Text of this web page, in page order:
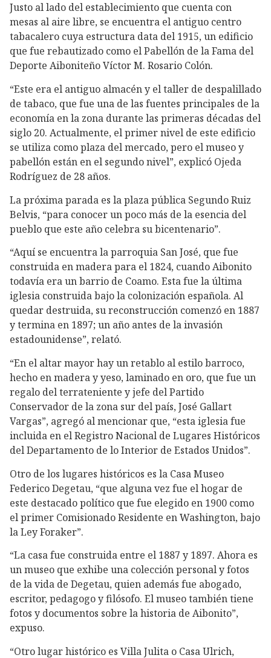
Justo al lado del establecimiento que cuenta con
mesas al aire libre, se encuentra el antiguo centro
tabacalero cuya estructura data del 1915, un edificio
que fue rebautizado como el Pabellón de la Fama del
Deporte Aiboniteño Víctor M. Rosario Colón.
“Este era el antiguo almacén y el taller de despalillado
de tabaco, que fue una de las fuentes principales de la
economía en la zona durante las primeras décadas del
siglo 20. Actualmente, el primer nivel de este edificio
se utiliza como plaza del mercado, pero el museo y
pabellón están en el segundo nivel”, explicó Ojeda
Rodríguez de 28 años.
La próxima parada es la plaza pública Segundo Ruiz
Belvis, “para conocer un poco más de la esencia del
pueblo que este año celebra su bicentenario”.
“Aquí se encuentra la parroquia San José, que fue
construida en madera para el 1824, cuando Aibonito
todavía era un barrio de Coamo. Esta fue la última
iglesia construida bajo la colonización española. Al
quedar destruida, su reconstrucción comenzó en 1887
y termina en 1897; un año antes de la invasión
estadounidense”, relató.
“En el altar mayor hay un retablo al estilo barroco,
hecho en madera y yeso, laminado en oro, que fue un
regalo del terrateniente y jefe del Partido
Conservador de la zona sur del país, José Gallart
Vargas”, agregó al mencionar que, “esta iglesia fue
incluida en el Registro Nacional de Lugares Históricos
del Departamento de lo Interior de Estados Unidos”.
Otro de los lugares históricos es la Casa Museo
Federico Degetau, “que alguna vez fue el hogar de
este destacado político que fue elegido en 1900 como
el primer Comisionado Residente en Washington, bajo
la Ley Foraker”.
“La casa fue construida entre el 1887 y 1897. Ahora es
un museo que exhibe una colección personal y fotos
de la vida de Degetau, quien además fue abogado,
escritor, pedagogo y filósofo. El museo también tiene
fotos y documentos sobre la historia de Aibonito”,
expuso.
“Otro lugar histórico es Villa Julita o Casa Ulrich,